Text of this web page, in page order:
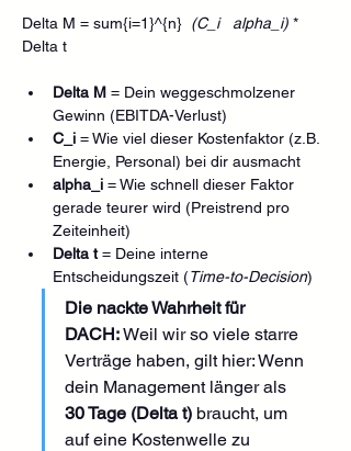
Delta M = sum{i=1}^{n} (C_i   alpha_i) *
Delta t
Delta M = Dein weggeschmolzener
Gewinn (EBITDA-Verlust)
C_i = Wie viel dieser Kostenfaktor (z.B.
Energie, Personal) bei dir ausmacht
alpha_i = Wie schnell dieser Faktor
gerade teurer wird (Preistrend pro
Zeiteinheit)
Delta t = Deine interne
Entscheidungszeit (Time-to-Decision)
Die nackte Wahrheit für
DACH: Weil wir so viele starre
Verträge haben, gilt hier: Wenn
dein Management länger als
30 Tage (Delta t) braucht, um
auf eine Kostenwelle zu